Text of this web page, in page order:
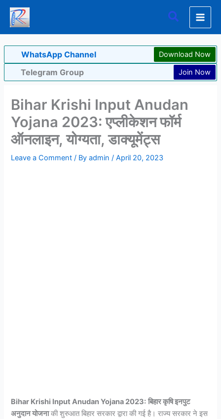
Skip
content
Search
WhatsApp Channel Download Now
Telegram Group Join Now
Bihar Krishi Input Anudan
Yojana 2023: एप्लीकेशन फॉर्म
ऑनलाइन, योग्यता, डाक्यूमेंट्स
Leave a Comment / Byadmin/April 20, 2023
Bihar Krishi Input Anudan Yojana 2023: बिहार कृषि इनपुट
अनुदान योजनाकी शुरुआत बिहार सरकार द्वारा की गई है। राज्य सरकार ने इस